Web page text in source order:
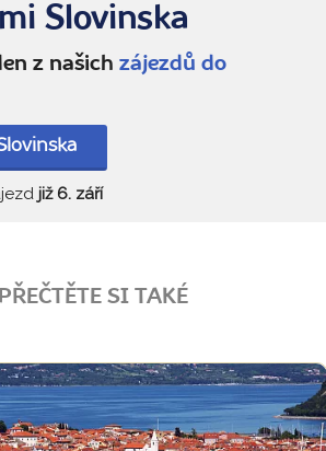
Slovinska
z našich zájezdů do
již 6. září
PŘEČTĚTE SI TAKÉ